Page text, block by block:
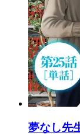
夢なし先